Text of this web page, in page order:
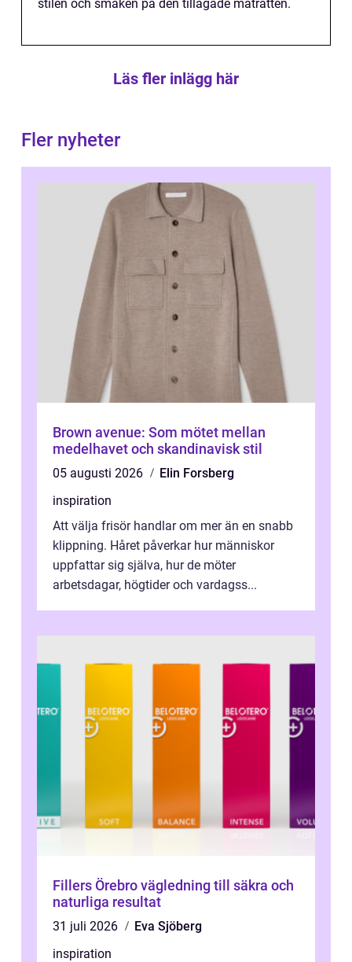
stilen och smaken på den tillagade maträtten.
Läs fler inlägg här
Fler nyheter
Brown avenue: Som mötet mellan
medelhavet och skandinavisk stil
05 augusti 2026
Elin Forsberg
inspiration
Att välja frisör handlar om mer än en snabb
klippning. Håret påverkar hur människor
uppfattar sig själva, hur de möter
arbetsdagar, högtider och vardagss...
Fillers Örebro vägledning till säkra och
naturliga resultat
31 juli 2026
Eva Sjöberg
inspiration